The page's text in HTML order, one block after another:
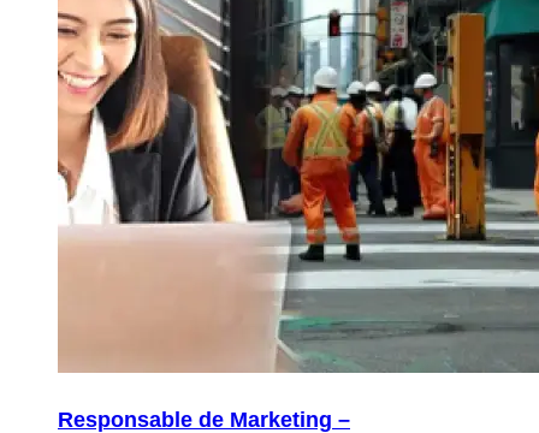
Responsable de Marketing –